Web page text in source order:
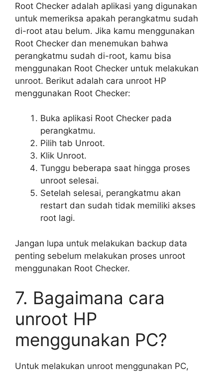
Root Checker adalah aplikasi yang digunakan
untuk memeriksa apakah perangkatmu sudah
di-root atau belum. Jika kamu menggunakan
Root Checker dan menemukan bahwa
perangkatmu sudah di-root, kamu bisa
menggunakan Root Checker untuk melakukan
unroot. Berikut adalah cara unroot HP
menggunakan Root Checker:
Buka aplikasi Root Checker pada
perangkatmu.
Pilih tab Unroot.
Klik Unroot.
Tunggu beberapa saat hingga proses
unroot selesai.
Setelah selesai, perangkatmu akan
restart dan sudah tidak memiliki akses
root lagi.
Jangan lupa untuk melakukan backup data
penting sebelum melakukan proses unroot
menggunakan Root Checker.
7. Bagaimana cara
unroot HP
menggunakan PC?
Untuk melakukan unroot menggunakan PC,